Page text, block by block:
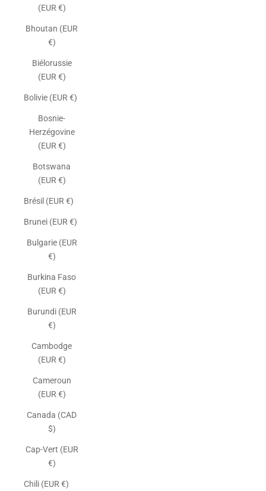
(EUR €)
Bhoutan (EUR
€)
Biélorussie
(EUR €)
Bolivie (EUR €)
Bosnie-
Herzégovine
(EUR €)
Botswana
(EUR €)
Brésil (EUR €)
Brunei (EUR €)
Bulgarie (EUR
€)
Burkina Faso
(EUR €)
Burundi (EUR
€)
Cambodge
(EUR €)
Cameroun
(EUR €)
Canada (CAD
$)
Cap-Vert (EUR
€)
Chili (EUR €)